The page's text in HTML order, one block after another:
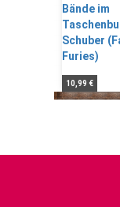
10,99 €